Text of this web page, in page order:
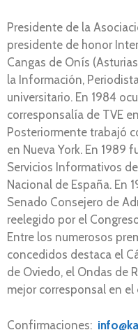
Presidente de la
presidente de honor
Cangas de Onís
la Información,
universitario. En 1984
corresponsalía de TVE
Posteriormente trabajó
en Nueva York. En 1989
Servicios Informativos
Nacional de España. En
Senado Consejero de
reelegido por el
Entre los numerosos
concedidos destaca el
de Oviedo, el Ondas de
mejor corresponsal en el
Confirmaciones: